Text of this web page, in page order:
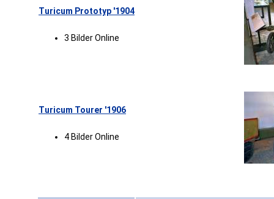
Turicum Prototyp '1904
3 Bilder Online
Turicum Tourer '1906
4 Bilder Online